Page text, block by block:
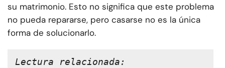
su matrimonio. Esto no significa que este problema
no pueda repararse, pero casarse no es la única
forma de solucionarlo.
Lectura relacionada: